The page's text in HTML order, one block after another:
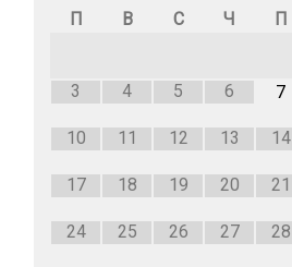
П В С Ч П
3 4 5 6 7
10 11 12 13 14
17 18 19 20 21
24 25 26 27 28